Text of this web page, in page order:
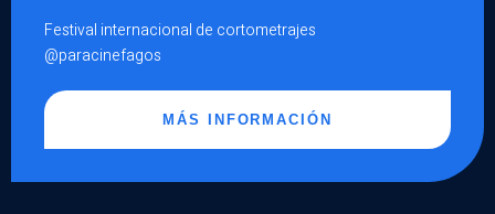
Festival internacional de cortometrajes
@paracinefagos
MÁS INFORMACIÓN